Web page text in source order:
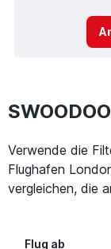
Verwende die
Flughafen
vergleichen, die
Flug ab